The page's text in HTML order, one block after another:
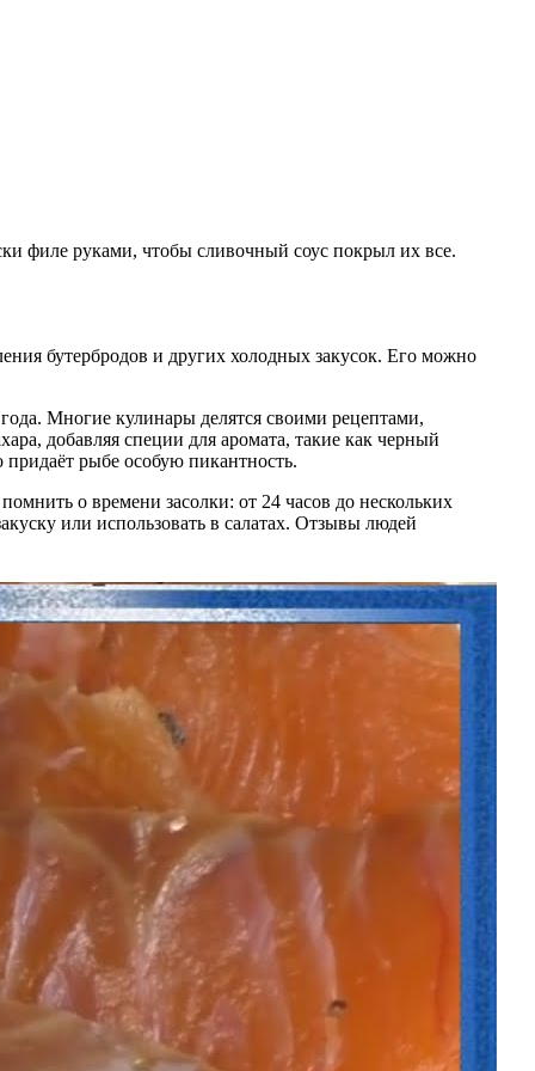
филе руками, чтобы сливочный соус покрыл их все.
бутербродов и других холодных закусок. Его можно
Многие кулинары делятся своими рецептами,
добавляя специи для аромата, такие как черный
рыбе особую пикантность.
о времени засолки: от 24 часов до нескольких
или использовать в салатах. Отзывы людей